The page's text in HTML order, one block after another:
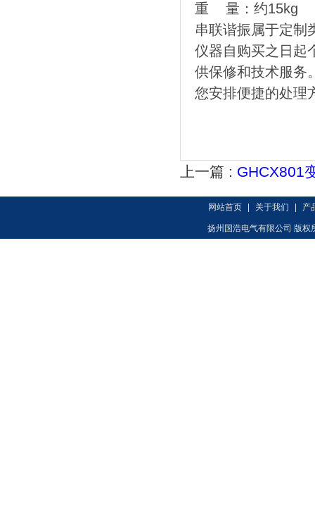
重 量：约15kg
串联谐振属于定制
仪器自购买之日起
供保修和技术服务
您安排便捷的处理
上一篇 : GHCX801
网站首页 关于我们 产
扬州国浩电气有限公司 版权